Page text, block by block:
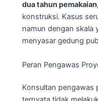
dua tahun
konstruksi. Kasus
namun dengan skala
menyasar gedung
Peran Pengawas
Konsultan pengawas